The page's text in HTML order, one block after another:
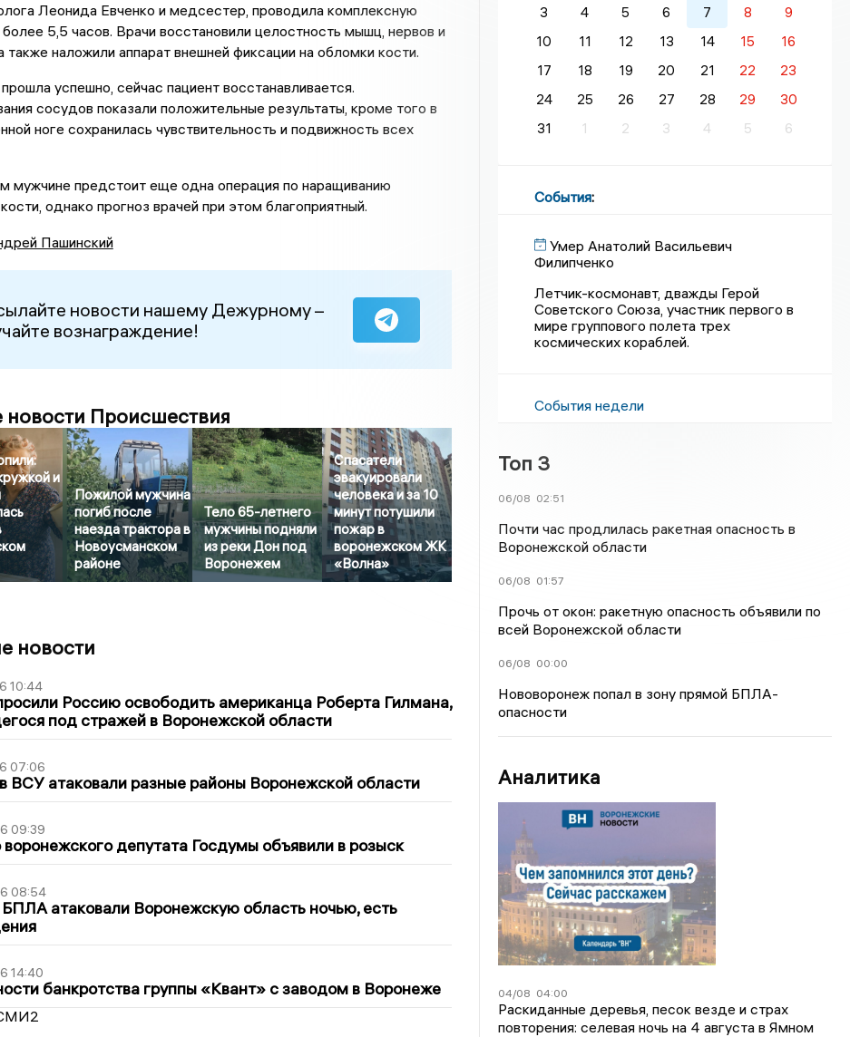
Леонида Евченко и медсестер, проводила комплексную
5,5 часов. Врачи восстановили целостность мышц, нервов и
также наложили аппарат внешней фиксации на обломки кости.
успешно, сейчас пациент восстанавливается.
сосудов показали положительные результаты, кроме того в
ноге сохранилась чувствительность и подвижность всех
мужчине предстоит еще одна операция по наращиванию
однако прогноз врачей при этом благоприятный.
Пашинский
новости нашему Дежурному –
вознаграждение!
новости Происшествия
и
Пожилой мужчина
погиб после
наезда трактора в
Новоусманском
районе
Тело 65-летнего
мужчины подняли
из реки Дон под
Воронежем
Спасатели
эвакуировали
человека и за 10
минут потушили
пожар в
воронежском ЖК
«Волна»
новости
10:44
Россию освободить американца Роберта Гилмана,
под стражей в Воронежской области
07:06
ВСУ атаковали разные районы Воронежской области
09:39
депутата Госдумы объявили в розыск
08:54
атаковали Воронежскую область ночью, есть
14:40
банкротства группы «Квант» с заводом в Воронеже
3
4 5 6 7 8
9
10
11 12 13 14 15
16
17
18 19 20 21 22
23
24
25 26 27 28 29
30
31
1 2 3 4 5 6
События:
Умер Анатолий Васильевич
Филипченко
Летчик-космонавт, дважды Герой
Советского Союза, участник первого в
мире группового полета трех
космических кораблей.
События недели
Топ 3
06/08 02:51
Почти час продлилась ракетная опасность в
Воронежской области
06/08 01:57
Прочь от окон: ракетную опасность объявили по
всей Воронежской области
06/08 00:00
Нововоронеж попал в зону прямой БПЛА-
опасности
Аналитика
04/08 04:00
Раскиданные деревья, песок везде и страх
повторения: селевая ночь на 4 августа в Ямном